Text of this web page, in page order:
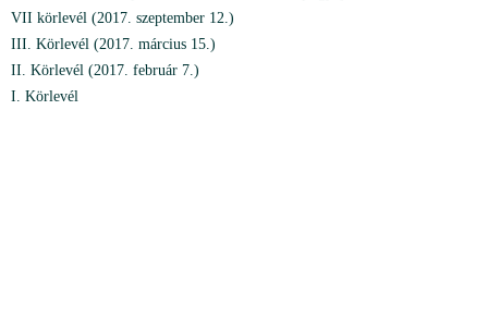
VII körlevél (2017. szeptember 12.)
III. Körlevél (2017. március 15.)
II. Körlevél (2017. február 7.)
I. Körlevél